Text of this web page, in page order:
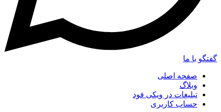
گفتگو با ما
صفحه اصلی
وبلاگ
تبلیغات در ویکی فود
حساب کاربری